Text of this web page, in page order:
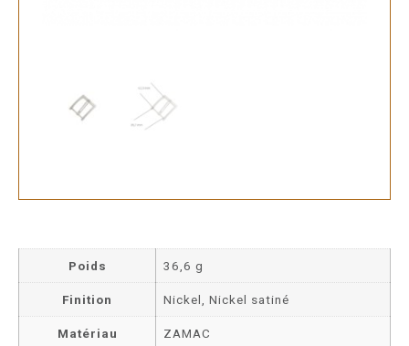
Poids 36,6 g
Finition Nickel, Nickel satiné
Matériau ZAMAC